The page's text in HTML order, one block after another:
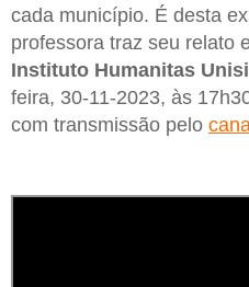
cada município. É desta
professora traz seu relato
Instituto Humanitas
feira, 30-11-2023, às
com transmissão pelo